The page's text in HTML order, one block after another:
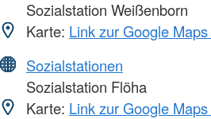
Sozialstation Weißenborn
Karte: Link zur Google
Sozialstationen
Sozialstation Flöha
Karte: Link zur Google